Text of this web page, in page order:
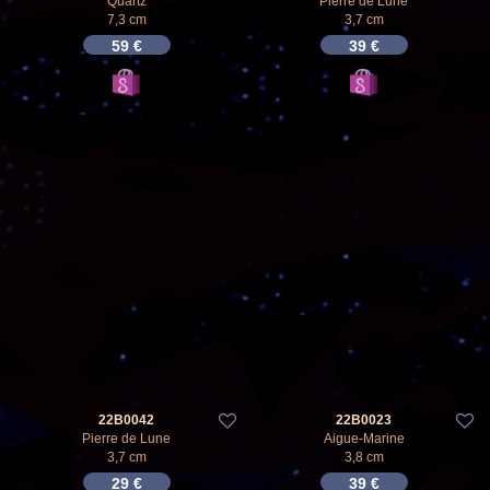
7,3 cm
59 €
3,7 cm
39 €
22B0042
Pierre de Lune
3,7 cm
29 €
22B0023
Aigue-Marine
3,8 cm
39 €